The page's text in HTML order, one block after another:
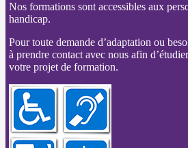
Nos formations sont accessibles aux
handicap.
Pour toute demande d’adaptation ou
à prendre contact avec nous afin
votre projet de formation.